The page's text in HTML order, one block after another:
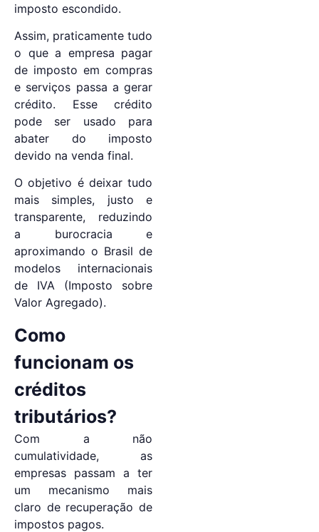
imposto escondido.
Assim, praticamente tudo
o que a empresa pagar
de imposto em compras
e serviços passa a gerar
crédito. Esse crédito
pode ser usado para
abater do imposto
devido na venda final.
O objetivo é deixar tudo
mais simples, justo e
transparente, reduzindo
a burocracia e
aproximando o Brasil de
modelos internacionais
de IVA (Imposto sobre
Valor Agregado).
Como
funcionam os
créditos
tributários?
Com a não
cumulatividade, as
empresas passam a ter
um mecanismo mais
claro de recuperação de
impostos pagos.